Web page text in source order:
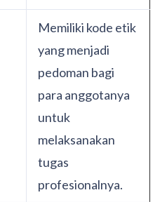
Memiliki kode etik
yang menjadi
pedoman bagi
para anggotanya
untuk
melaksanakan
tugas
profesionalnya.